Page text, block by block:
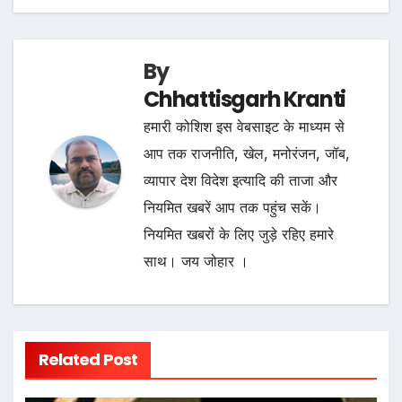
By
Chhattisgarh Kranti
हमारी कोशिश इस वेबसाइट के माध्यम से
आप तक राजनीति, खेल, मनोरंजन, जॉब,
व्यापार देश विदेश इत्यादि की ताजा और
नियमित खबरें आप तक पहुंच सकें।
नियमित खबरों के लिए जुड़े रहिए हमारे
साथ। जय जोहार ।
Related Post